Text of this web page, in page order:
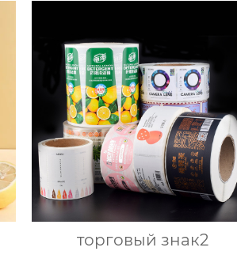
торговый знак2